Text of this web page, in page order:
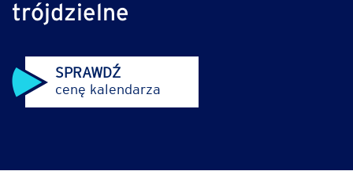
trójdzielne
SPRAWDŹ
cenę kalendarza